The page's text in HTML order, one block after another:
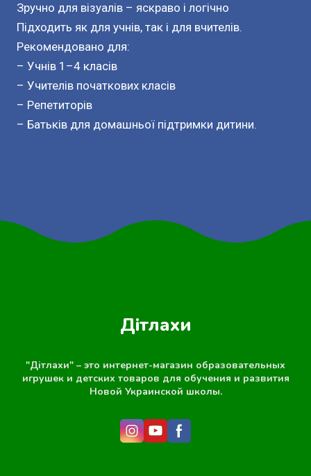
Зручно для візуалів – яскраво і логічно
Підходить як для учнів, так і для вчителів.
Рекомендовано для:
– Учнів 1–4 класів
– Учителів початкових класів
– Репетиторів
– Батьків для домашньої підтримки дитини.
Дітлахи
"Дітлахи" – это интернет-магазин образовательных
игрушек и детских товаров для обучения и развития
Новой Украинской школы.